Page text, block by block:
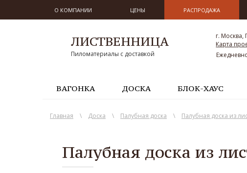
О КОМПАНИИ ЦЕНЫ РАСПРОДАЖА
ЛИСТВЕННИЦА
Пиломатериалы с доставкой
г.
Карта
ВАГОНКА ДОСКА БЛОК-ХАУС
Главная \ Доска \ Палубная доска \ Палубная доска из
Палубная доска из